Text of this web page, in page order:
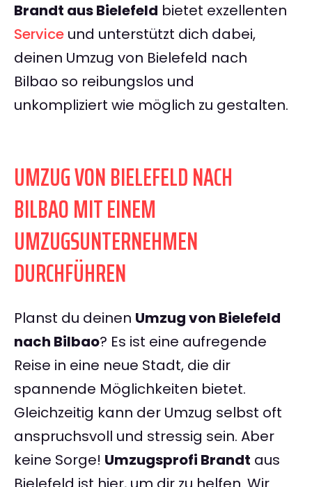
Brandt aus Bielefeld bietet exzellenten
Service und unterstützt dich dabei,
deinen Umzug von Bielefeld nach
Bilbao so reibungslos und
unkompliziert wie möglich zu gestalten.
UMZUG VON BIELEFELD NACH
BILBAO MIT EINEM
UMZUGSUNTERNEHMEN
DURCHFÜHREN
Planst du deinen Umzug von Bielefeld
nach Bilbao? Es ist eine aufregende
Reise in eine neue Stadt, die dir
spannende Möglichkeiten bietet.
Gleichzeitig kann der Umzug selbst oft
anspruchsvoll und stressig sein. Aber
keine Sorge! Umzugsprofi Brandt aus